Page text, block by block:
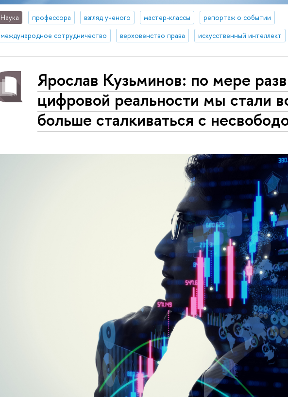
Наука профессора взгляд ученого мастер-классы
репортаж о событии
международное сотрудничество
верховенство права искусственный интеллект
Ярослав Кузьминов: по мере
цифровой реальности мы стали
больше сталкиваться с